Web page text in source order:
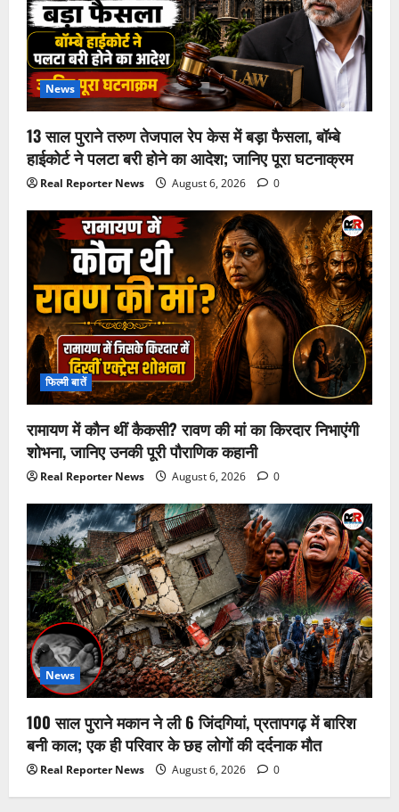
News
13 साल पुराने तरुण तेजपाल रेप केस में बड़ा फैसला, बॉम्बे
हाईकोर्ट ने पलटा बरी होने का आदेश; जानिए पूरा घटनाक्रम
Real Reporter News August 6, 2026 0
फिल्मी बातें
रामायण में कौन थीं कैकसी? रावण की मां का किरदार निभाएंगी
शोभना, जानिए उनकी पूरी पौराणिक कहानी
Real Reporter News August 6, 2026 0
News
100 साल पुराने मकान ने ली 6 जिंदगियां, प्रतापगढ़ में बारिश
बनी काल; एक ही परिवार के छह लोगों की दर्दनाक मौत
Real Reporter News August 6, 2026 0